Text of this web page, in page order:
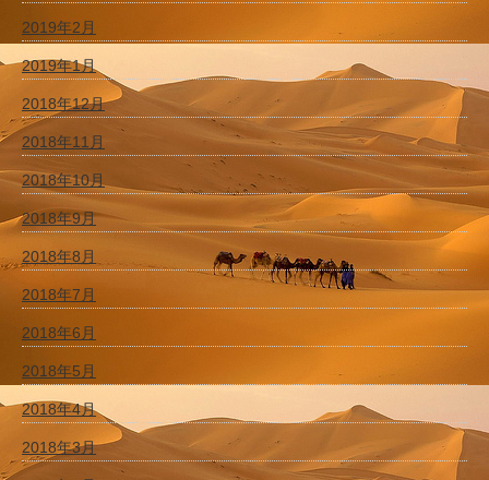
2019年2月
2019年1月
2018年12月
2018年11月
2018年10月
2018年9月
2018年8月
2018年7月
2018年6月
2018年5月
2018年4月
2018年3月